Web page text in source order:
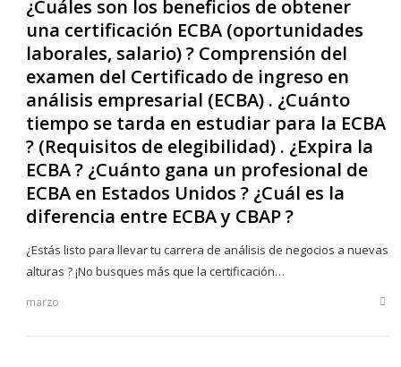
¿Cuáles son los beneficios de obtener
una certificación ECBA (oportunidades
laborales, salario) ? Comprensión del
examen del Certificado de ingreso en
análisis empresarial (ECBA) . ¿Cuánto
tiempo se tarda en estudiar para la ECBA
? (Requisitos de elegibilidad) . ¿Expira la
ECBA ? ¿Cuánto gana un profesional de
ECBA en Estados Unidos ? ¿Cuál es la
diferencia entre ECBA y CBAP ?
¿Estás listo para llevar tu carrera de análisis de negocios a nuevas
alturas ? ¡No busques más que la certificación…
marzo